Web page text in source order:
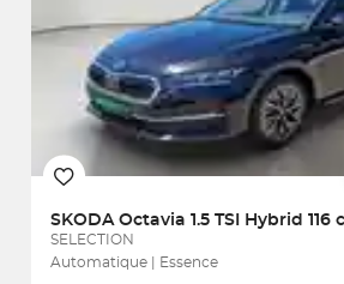
SKODA Octavia 1.5 TSI Hybrid 116
SELECTION
Automatique | Essence